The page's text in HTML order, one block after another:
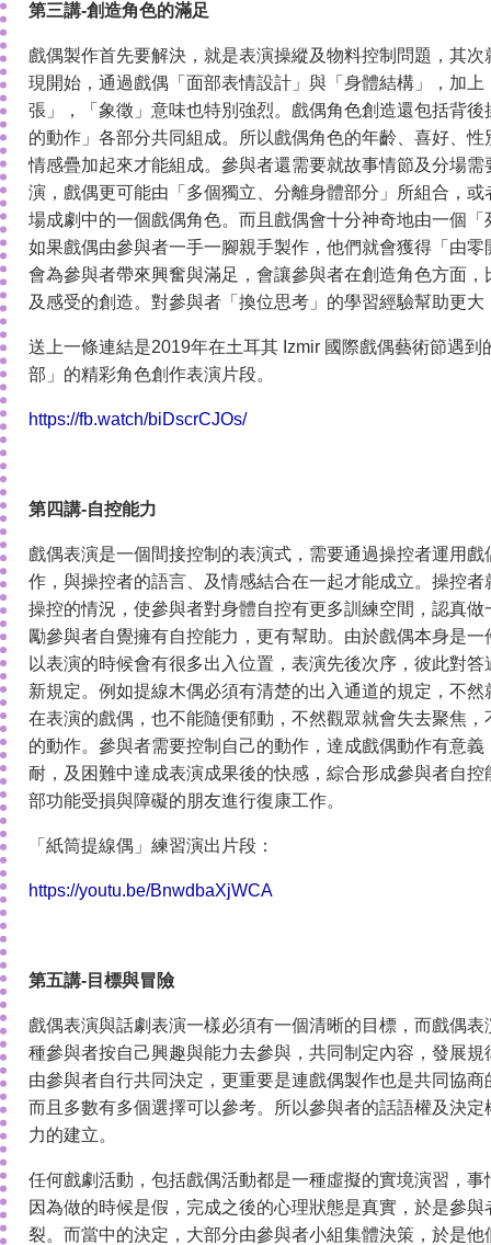
第三講-創造角色的滿足
戲偶製作首先要解決，就是表演操縱及物料控制問題，其
現開始，通過戲偶「面部表情設計」與「身體結構」，加
張」，「象徵」意味也特別強烈。戲偶角色創造還包括背
的動作」各部分共同組成。所以戲偶角色的年齡、喜好、
情感疊加起來才能組成。參與者還需要就故事情節及分場
演，戲偶更可能由「多個獨立、分離身體部分」所組合，
場成劇中的一個戲偶角色。而且戲偶會十分神奇地由一個
如果戲偶由參與者一手一腳親手製作，他們就會獲得「由
會為參與者帶來興奮與滿足，會讓參與者在創造角色方面
及感受的創造。對參與者「換位思考」的學習經驗幫助更
送上一條連結是2019年在土耳其 Izmir 國際戲偶藝術節遇
部」的精彩角色創作表演片段。
https://fb.watch/biDscrCJOs/
第四講-自控能力
戲偶表演是一個間接控制的表演式，需要通過操控者運用
作，與操控者的語言、及情感結合在一起才能成立。操控
操控的情況，使參與者對身體自控有更多訓練空間，認真
勵參與者自覺擁有自控能力，更有幫助。由於戲偶本身是
以表演的時候會有很多出入位置，表演先後次序，彼此對
新規定。例如提線木偶必須有清楚的出入通道的規定，不
在表演的戲偶，也不能隨便郁動，不然觀眾就會失去聚焦
的動作。參與者需要控制自己的動作，達成戲偶動作有意
耐，及困難中達成表演成果後的快感，綜合形成參與者自
部功能受損與障礙的朋友進行復康工作。
「紙筒提線偶」練習演出片段：
https://youtu.be/BnwdbaXjWCA
第五講-目標與冒險
戲偶表演與話劇表演一樣必須有一個清晰的目標，而戲偶
種參與者按自己興趣與能力去參與，共同制定內容，發展
由參與者自行共同決定，更重要是連戲偶製作也是共同協
而且多數有多個選擇可以參考。所以參與者的話語權及決
力的建立。
任何戲劇活動，包括戲偶活動都是一種虛擬的實境演習，
因為做的時候是假，完成之後的心理狀態是真實，於是參
裂。而當中的決定，大部分由參與者小組集體決策，於是